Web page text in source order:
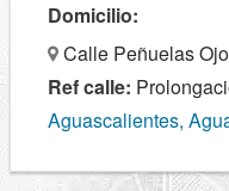
Domicilio:
Calle Peñuelas
Ref calle:
Aguascalientes,